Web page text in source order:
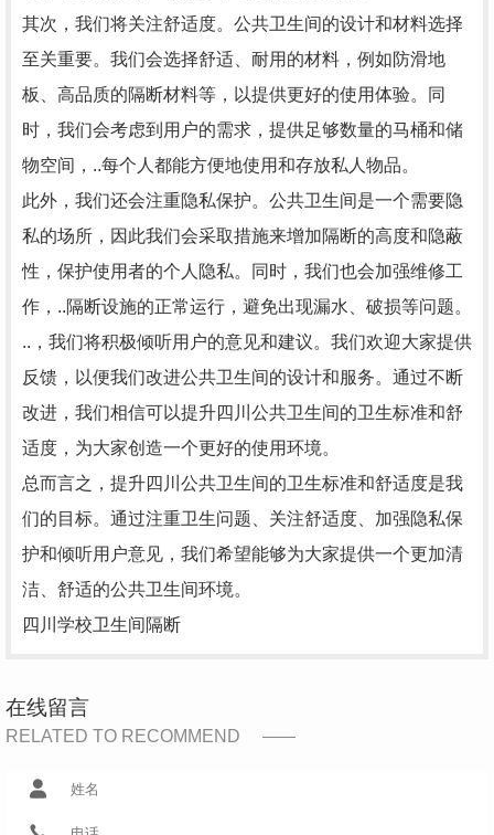
其次，我们将关注舒适度。公共卫生间的设计和材料选择
至关重要。我们会选择舒适、耐用的材料，例如防滑地
板、高品质的隔断材料等，以提供更好的使用体验。同
时，我们会考虑到用户的需求，提供足够数量的马桶和储
物空间，..每个人都能方便地使用和存放私人物品。
此外，我们还会注重隐私保护。公共卫生间是一个需要隐
私的场所，因此我们会采取措施来增加隔断的高度和隐蔽
性，保护使用者的个人隐私。同时，我们也会加强维修工
作，..隔断设施的正常运行，避免出现漏水、破损等问题。
..，我们将积极倾听用户的意见和建议。我们欢迎大家提供
反馈，以便我们改进公共卫生间的设计和服务。通过不断
改进，我们相信可以提升四川公共卫生间的卫生标准和舒
适度，为大家创造一个更好的使用环境。
总而言之，提升四川公共卫生间的卫生标准和舒适度是我
们的目标。通过注重卫生问题、关注舒适度、加强隐私保
护和倾听用户意见，我们希望能够为大家提供一个更加清
洁、舒适的公共卫生间环境。
四川学校卫生间隔断
在线留言
RELATED TO RECOMMEND